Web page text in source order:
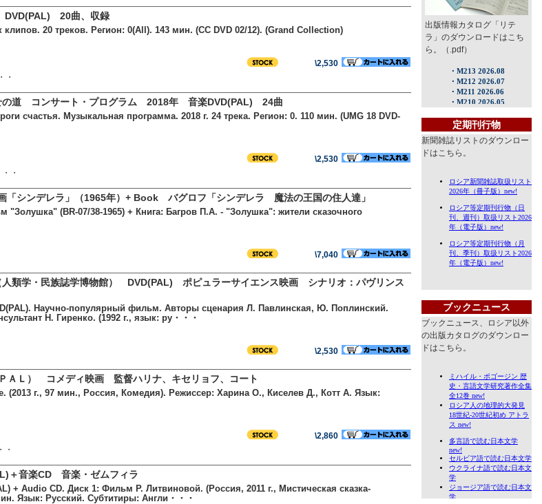
DVD(PAL) 20曲、収録
20 треков. Регион: 0(All). 143 мин. (CC DVD 02/12). (Grand Collection)
\2,530
・
の道 コンサート・プログラム 2018年 音楽DVD(PAL) 24曲
счастья. Музыкальная программа. 2018 г. 24 трека. Регион: 0. 110 мин. (UMG 18 DVD-
\2,530
・
シンデレラ」（1965年）+ Book バグロフ「シンデレラ 魔法の王国の住人達」
(BR-07/38-1965) + Книга: Багров П.А. - "Золушка": жители сказочного
\7,040
人類学・民族誌学博物館） DVD(PAL) ポピュラーサイエンス映画 シナリオ：パヴリンス
Научно-популярный фильм. Авторы сценария Л. Павлинская, Ю. Поплинский.
Н. Гиренко. (1992 г., язык: ру・・・
\2,530
Ｌ） コメディ映画 監督ハリナ、キセリョフ、コート
(2013 г., 97 мин., Россия, Комедия). Режиссер: Харина О., Киселев Д., Котт А. Язык:
\2,860
＋音楽CD 音楽・ゼムフィラ
+ Audio CD. Диск 1: Фильм Р. Литвиновой. (Россия, 2011 г., Мистическая сказка-
Язык: Русский. Субтитиры: Англи・・・
出版情報カタログ「リテ
ラ」のダウンロードはこち
ら。（.pdf）
定期刊行物
新聞雑誌リストのダウンロー
ドはこちら。
ブックニュース
ブックニュース、ロシア以外
の出版カタログのダウンロー
ドはこちら。